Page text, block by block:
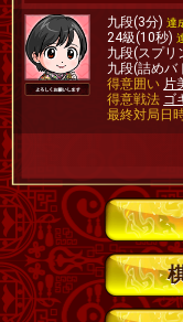
九段(3分)達
24級(10秒)
九段(スプリ
九段(詰めバ
得意囲い 片
得意戦法 ゴ
最終対局日